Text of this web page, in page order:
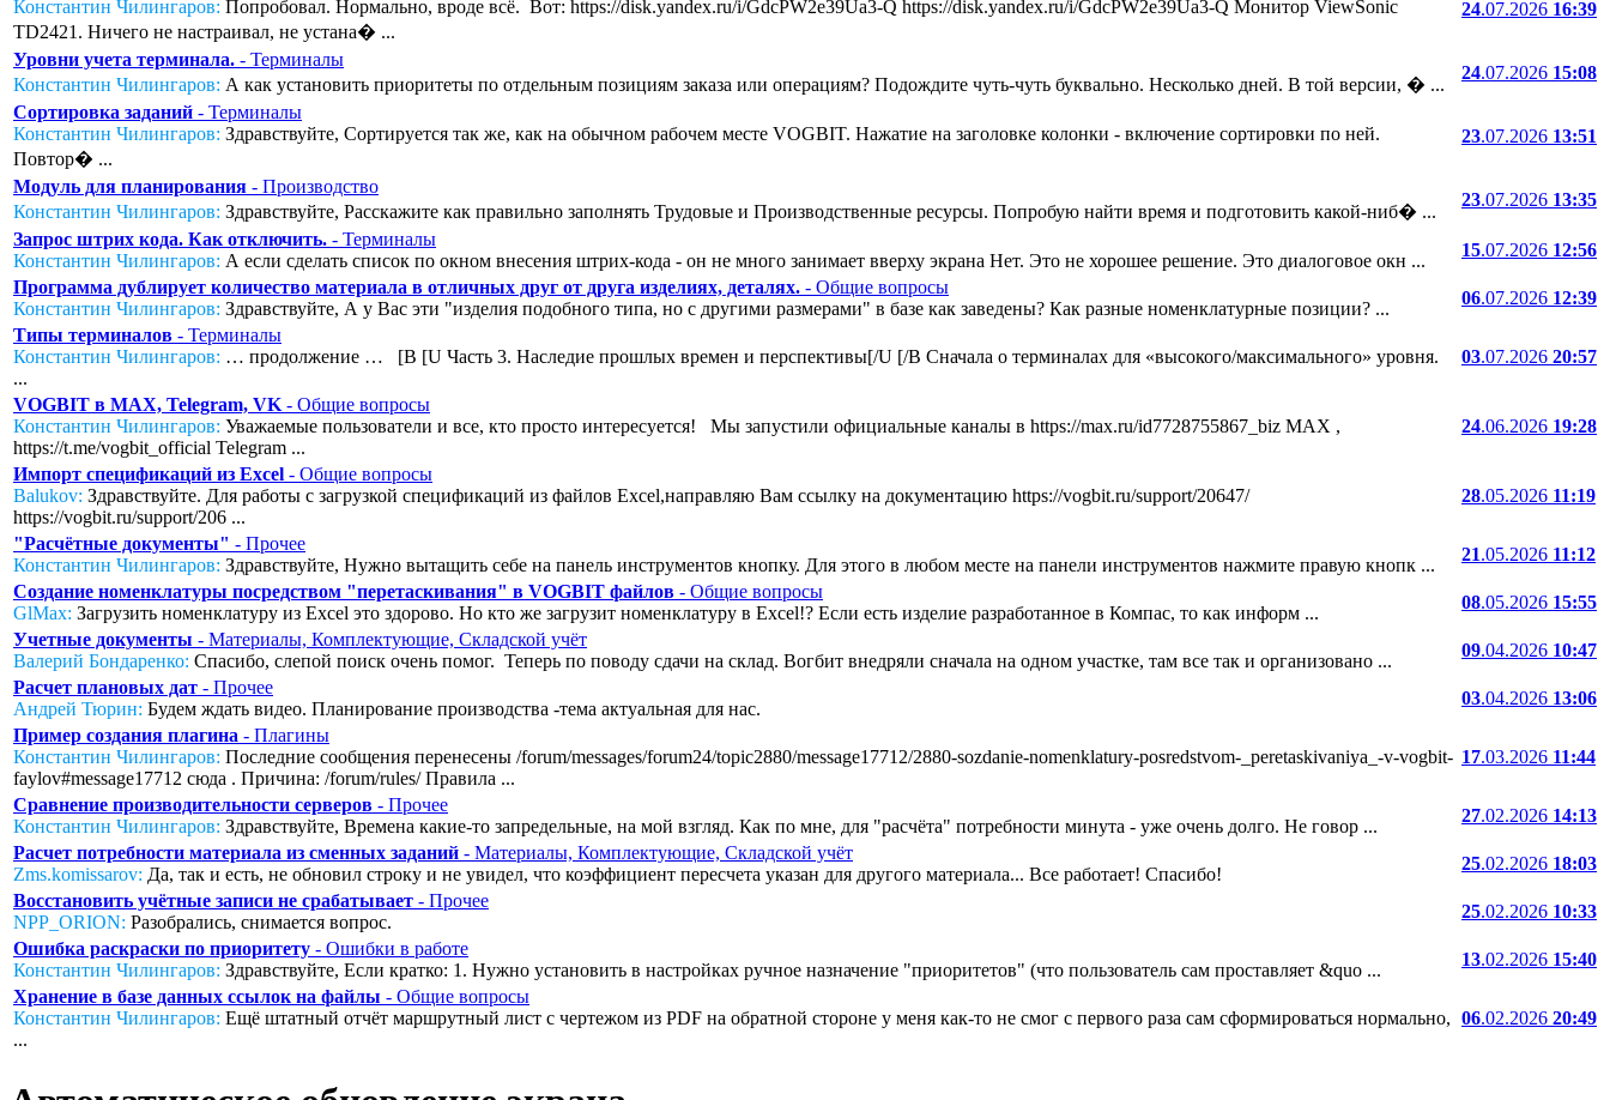
Константин Чилингаров: Попробовал. Нормально, вроде всё. Вот: https://disk.yandex.ru/i/GdcPW2e39Ua3-Q https://disk.yandex.ru/i/GdcPW2e39Ua3-Q Монитор ViewSonic
TD2421. Ничего не настраивал, не устана� ...
24.07.2026 16:39
Уровни учета терминала. - Терминалы
Константин Чилингаров: А как установить приоритеты по отдельным позициям заказа или операциям? Подождите чуть-чуть буквально. Несколько дней. В той версии, � ...
24.07.2026 15:08
Сортировка заданий - Терминалы
Константин Чилингаров: Здравствуйте, Сортируется так же, как на обычном рабочем месте VOGBIT. Нажатие на заголовке колонки - включение сортировки по ней.
Повтор� ...
23.07.2026 13:51
Модуль для планирования - Производство
Константин Чилингаров: Здравствуйте, Расскажите как правильно заполнять Трудовые и Производственные ресурсы. Попробую найти время и подготовить какой-ниб� ...
23.07.2026 13:35
Запрос штрих кода. Как отключить. - Терминалы
Константин Чилингаров: А если сделать список по окном внесения штрих-кода - он не много занимает вверху экрана Нет. Это не хорошее решение. Это диалоговое окн ...
15.07.2026 12:56
Программа дублирует количество материала в отличных друг от друга изделиях, деталях. - Общие вопросы
Константин Чилингаров: Здравствуйте, А у Вас эти "изделия подобного типа, но с другими размерами" в базе как заведены? Как разные номенклатурные позиции? ...
06.07.2026 12:39
Типы терминалов - Терминалы
Константин Чилингаров: … продолжение … [B [U Часть 3. Наследие прошлых времен и перспективы[/U [/B Сначала о терминалах для «высокого/максимального» уровня.
...
03.07.2026 20:57
VOGBIT в MAX, Telegram, VK - Общие вопросы
Константин Чилингаров: Уважаемые пользователи и все, кто просто интересуется! Мы запустили официальные каналы в https://max.ru/id7728755867_biz MAX ,
https://t.me/vogbit_official Telegram ...
24.06.2026 19:28
Импорт спецификаций из Excel - Общие вопросы
Balukov: Здравствуйте. Для работы с загрузкой спецификаций из файлов Excel,направляю Вам ссылку на документацию https://vogbit.ru/support/20647/
https://vogbit.ru/support/206 ...
28.05.2026 11:19
"Расчётные документы" - Прочее
Константин Чилингаров: Здравствуйте, Нужно вытащить себе на панель инструментов кнопку. Для этого в любом месте на панели инструментов нажмите правую кнопк ...
21.05.2026 11:12
Создание номенклатуры посредством "перетаскивания" в VOGBIT файлов - Общие вопросы
GlMax: Загрузить номенклатуру из Excel это здорово. Но кто же загрузит номенклатуру в Excel!? Если есть изделие разработанное в Компас, то как информ ...
08.05.2026 15:55
Учетные документы - Материалы, Комплектующие, Складской учёт
Валерий Бондаренко: Спасибо, слепой поиск очень помог. Теперь по поводу сдачи на склад. Вогбит внедряли сначала на одном участке, там все так и организовано ...
09.04.2026 10:47
Расчет плановых дат - Прочее
Андрей Тюрин: Будем ждать видео. Планирование производства -тема актуальная для нас.
03.04.2026 13:06
Пример создания плагина - Плагины
Константин Чилингаров: Последние сообщения перенесены /forum/messages/forum24/topic2880/message17712/2880-sozdanie-nomenklatury-posredstvom-_peretaskivaniya_-v-vogbit-
faylov#message17712 сюда . Причина: /forum/rules/ Правила ...
17.03.2026 11:44
Сравнение производительности серверов - Прочее
Константин Чилингаров: Здравствуйте, Времена какие-то запредельные, на мой взгляд. Как по мне, для "расчёта" потребности минута - уже очень долго. Не говор ...
27.02.2026 14:13
Расчет потребности материала из сменных заданий - Материалы, Комплектующие, Складской учёт
Zms.komissarov: Да, так и есть, не обновил строку и не увидел, что коэффициент пересчета указан для другого материала... Все работает! Спасибо!
25.02.2026 18:03
Восстановить учётные записи не срабатывает - Прочее
NPP_ORION: Разобрались, снимается вопрос.
25.02.2026 10:33
Ошибка раскраски по приоритету - Ошибки в работе
Константин Чилингаров: Здравствуйте, Если кратко: 1. Нужно установить в настройках ручное назначение "приоритетов" (что пользователь сам проставляет &quo ...
13.02.2026 15:40
Хранение в базе данных ссылок на файлы - Общие вопросы
Константин Чилингаров: Ещё штатный отчёт маршрутный лист с чертежом из PDF на обратной стороне у меня как-то не смог с первого раза сам сформироваться нормально,
...
06.02.2026 20:49